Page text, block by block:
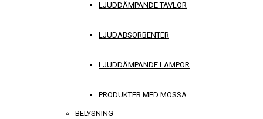
LJUDDÄMPANDE TAVLOR
LJUDABSORBENTER
LJUDDÄMPANDE LAMPOR
PRODUKTER MED MOSSA
BELYSNING